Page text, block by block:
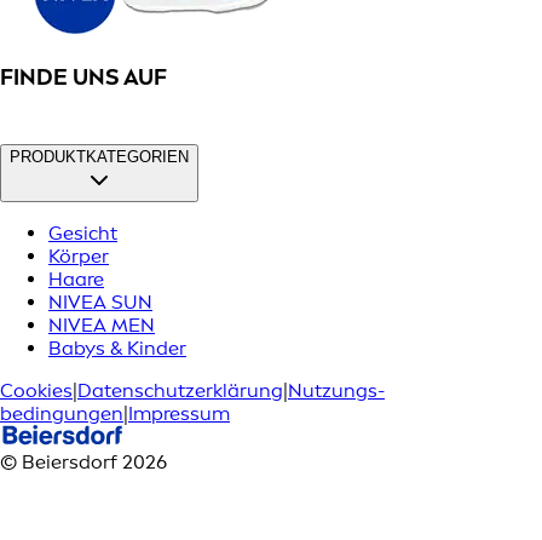
FINDE UNS AUF
PRODUKTKATEGORIEN
Gesicht
Körper
Haare
NIVEA SUN
NIVEA MEN
Babys & Kinder
Cookies Datenschutzerklärung Nutzungs­
bedingungen Impressum
© Beiersdorf 2026